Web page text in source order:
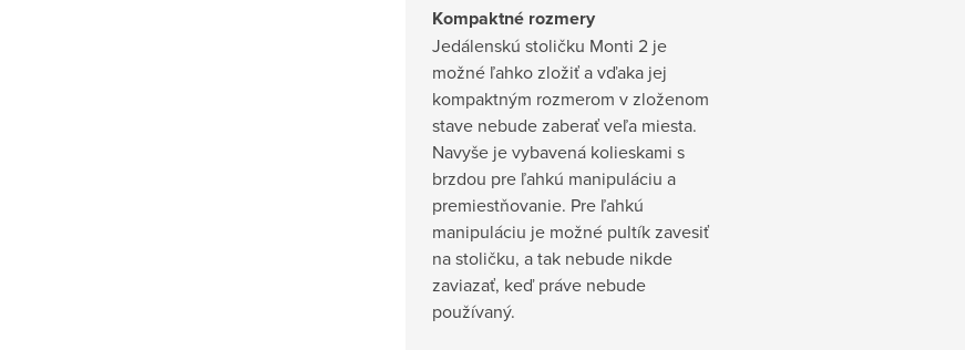
Kompaktné rozmery
Jedálenskú stoličku Monti 2 je
možné ľahko zložiť a vďaka jej
kompaktným rozmerom v zloženom
stave nebude zaberať veľa miesta.
Navyše je vybavená kolieskami s
brzdou pre ľahkú manipuláciu a
premiestňovanie. Pre ľahkú
manipuláciu je možné pultík zavesiť
na stoličku, a tak nebude nikde
zaviazať, keď práve nebude
používaný.